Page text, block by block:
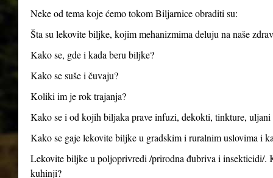
Neke od tema koje ćemo tokom Biljarnice obraditi su:
Šta su lekovite biljke, kojim mehanizmima deluju na naše
Kako se, gde i kada beru biljke?
Kako se suše i čuvaju?
Koliki im je rok trajanja?
Kako se i od kojih biljaka prave infuzi, dekokti, tinkture, uljani
Kako se gaje lekovite biljke u gradskim i ruralnim uslovima i
Lekovite biljke u poljoprivredi /prirodna đubriva i insekticidi/.
kuhinji?